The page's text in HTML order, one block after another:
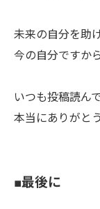
未来の自分を助
今の自分ですから
いつも投稿読ん
本当にありがと
■最後に